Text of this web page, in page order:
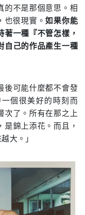
的不是那個意思。相
也很現實。如果你能
一種『不管怎樣，
自己的作品產生一種
後可能什麼都不會發
個很美好的時刻而
次了。所有在那之上
錦上添花。而且，
大。」